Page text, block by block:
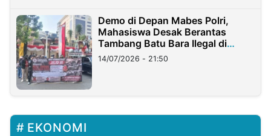
Demo di Depan Mabes Polri,
Mahasiswa Desak Berantas
Tambang Batu Bara Ilegal di
Lampung
14/07/2026 - 21:50
EKONOMI